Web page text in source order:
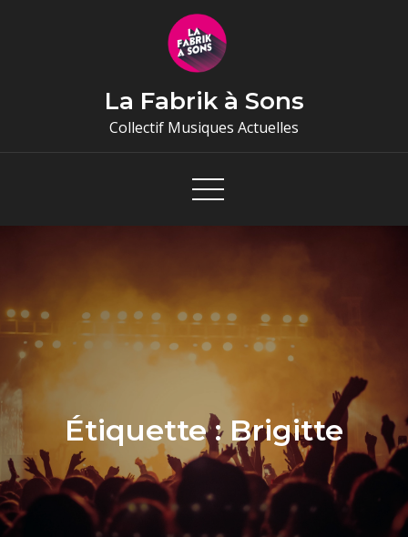
La Fabrik à Sons
Collectif Musiques Actuelles
Étiquette : Brigitte